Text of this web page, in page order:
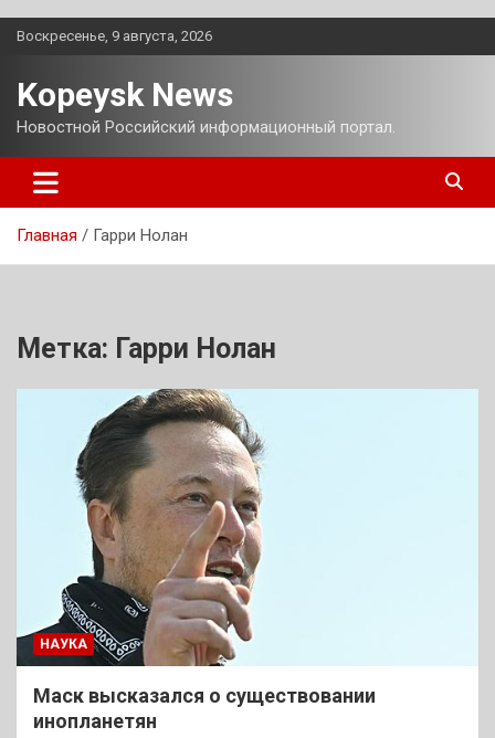
Перейти
Воскресенье, 9 августа, 2026
Kopeysk News
Новостной Российский информационный портал.
Главная Гарри Нолан
Метка: Гарри Нолан
НАУКА
Маск высказался о существовании
инопланетян